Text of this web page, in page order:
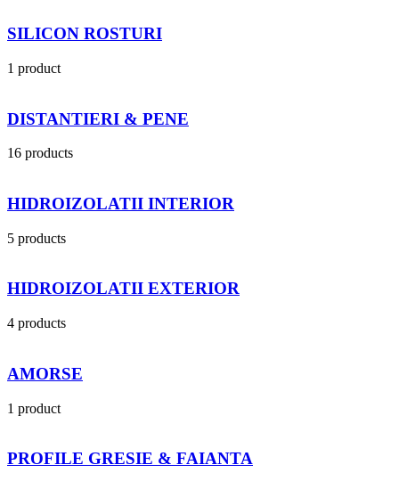
SILICON ROSTURI
1 product
DISTANTIERI & PENE
16 products
HIDROIZOLATII INTERIOR
5 products
HIDROIZOLATII EXTERIOR
4 products
AMORSE
1 product
PROFILE GRESIE & FAIANTA